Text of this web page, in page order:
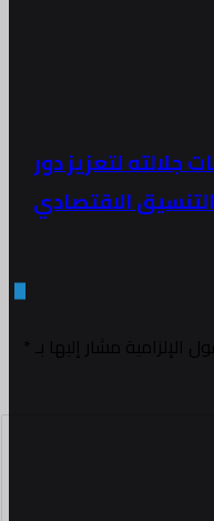
لتعزيز دور
الاقتصادي
الإلزامية مشار إليها بـ *